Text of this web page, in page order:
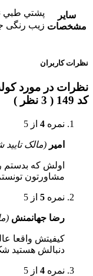
سایر
مشخصات
پشتي طبي
زیب رنگی
نظرات کاربران
کد 149 ( 3 نظر )
نمره 4 از 5
امیر (مالک تایید
اولش که
مشاورتون
نمره 5 از 5
رضا جهانمنش
کیفیتش واقعا
دنبالش هستید
نمره 4 از 5